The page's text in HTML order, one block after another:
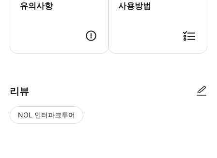
유의사항 사용방법
리뷰
NOL 인터파크투어